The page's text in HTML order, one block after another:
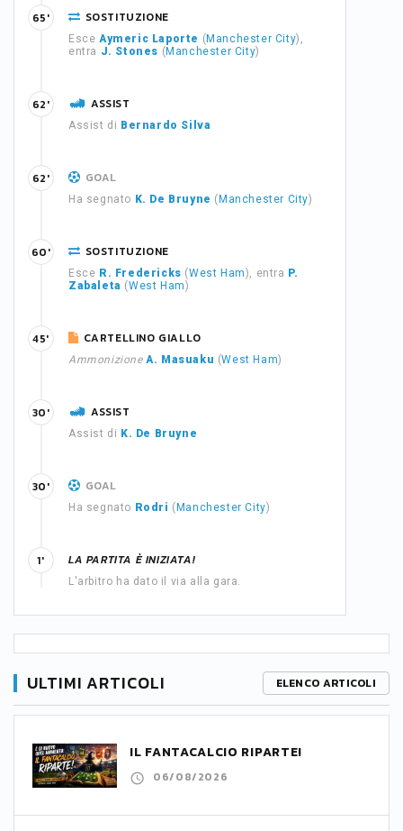
SOSTITUZIONE
Esce Aymeric Laporte ( Manchester City),
entra J. Stones ( Manchester City)
65'
ASSIST
Assist di Bernardo Silva
62'
GOAL
Ha segnato K. De Bruyne ( Manchester City)
62'
SOSTITUZIONE
Esce R. Fredericks (West Ham), entra P.
Zabaleta (West Ham)
60'
CARTELLINO GIALLO
Ammonizione A. Masuaku (West Ham)
45'
ASSIST
Assist di K. De Bruyne
30'
GOAL
Ha segnato Rodri ( Manchester City)
30'
LA PARTITA È INIZIATA!
L'arbitro ha dato il via alla gara.
1'
ULTIMI ARTICOLI ELENCO ARTICOLI
IL FANTACALCIO RIPARTE!
06/08/2026